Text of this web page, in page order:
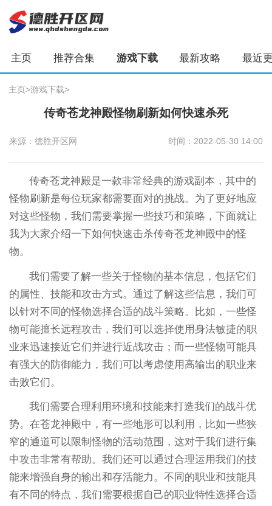
主页 推荐合集 游戏下载 最新攻略 最近
主页>游戏下载>
传奇苍龙神殿怪物刷新如何快速杀死
来源：德胜开区网 时间：2022-05-30 14:00
传奇苍龙神殿是一款非常经典的游戏副本，其中的
怪物刷新是每位玩家都需要面对的挑战。为了更好地应
对这些怪物，我们需要掌握一些技巧和策略，下面就让
我为大家介绍一下如何快速击杀传奇苍龙神殿中的怪
物。
我们需要了解一些关于怪物的基本信息，包括它们
的属性、技能和攻击方式。通过了解这些信息，我们可
以针对不同的怪物选择合适的战斗策略。比如，一些怪
物可能擅长远程攻击，我们可以选择使用身法敏捷的职
业来迅速接近它们并进行近战攻击；而一些怪物可能具
有强大的防御能力，我们可以考虑使用高输出的职业来
击败它们。
我们需要合理利用环境和技能来打造我们的战斗优
势。在苍龙神殿中，有一些地形可以利用，比如一些狭
窄的通道可以限制怪物的活动范围，这对于我们进行集
中攻击非常有帮助。我们还可以通过合理运用我们的技
能来增强自身的输出和存活能力。不同的职业和技能具
有不同的特点，我们需要根据自己的职业特性选择合适